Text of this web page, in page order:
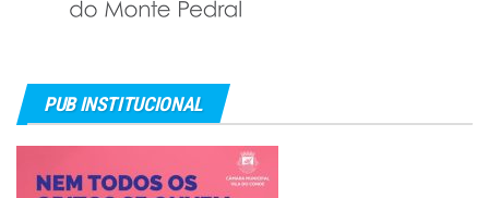
PUB INSTITUCIONAL